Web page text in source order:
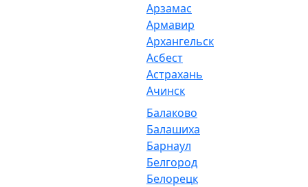
Арзамас
Армавир
Архангельск
Асбест
Астрахань
Ачинск
Балаково
Балашиха
Барнаул
Белгород
Белорецк